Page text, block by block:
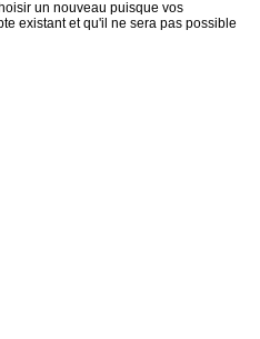
un nouveau puisque vos
existant et qu'il ne sera pas possible